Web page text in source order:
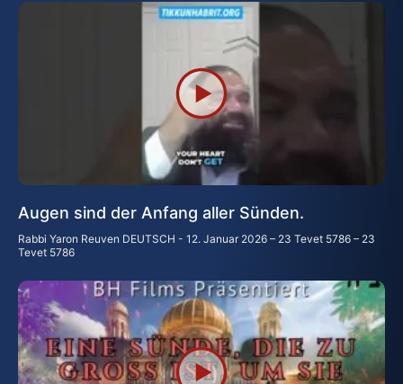
Augen sind der Anfang aller Sünden.
Rabbi Yaron Reuven DEUTSCH
12. Januar 2026 – 23 Tevet 5786 – 23
Tevet 5786